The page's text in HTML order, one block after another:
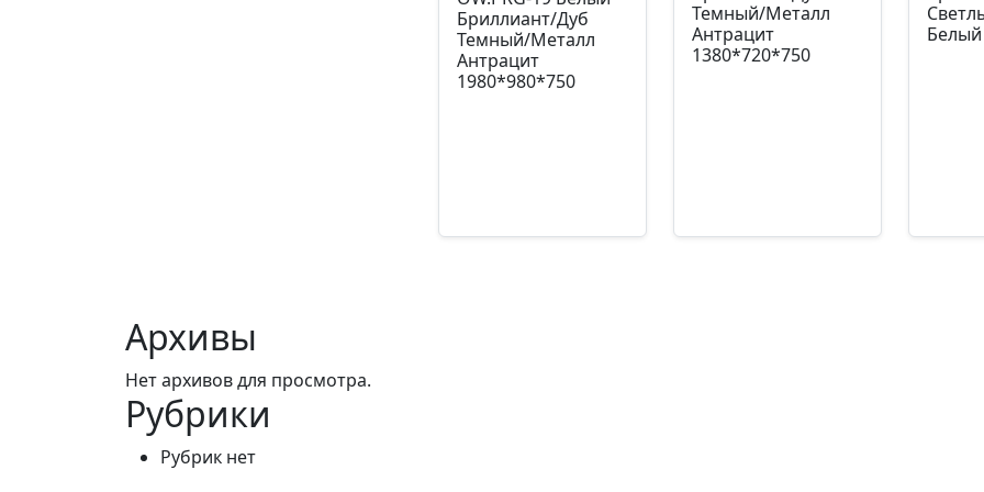
Бриллиант/Дуб
Темный/Металл
Антрацит
1980*980*750
Темный/Металл
Антрацит
1380*720*750
Артикул: УЧ-00000867
Архивы
Нет архивов для просмотра.
Рубрики
Рубрик нет